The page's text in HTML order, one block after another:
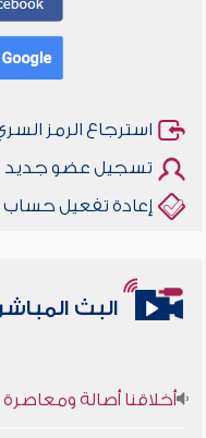
استرجاع الرمز
تسجيل عضو جديد
إعادة تفعيل حساب
البث المباشر
أخلاقنا أصالة ومعاصرة